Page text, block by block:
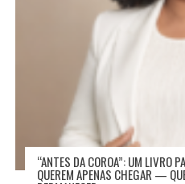
“ANTES DA COROA”: UM LIVRO
QUEREM APENAS CHEGAR —